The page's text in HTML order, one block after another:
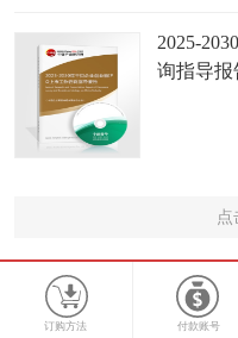
2025-
询指导报
点
订购方法 付款账号